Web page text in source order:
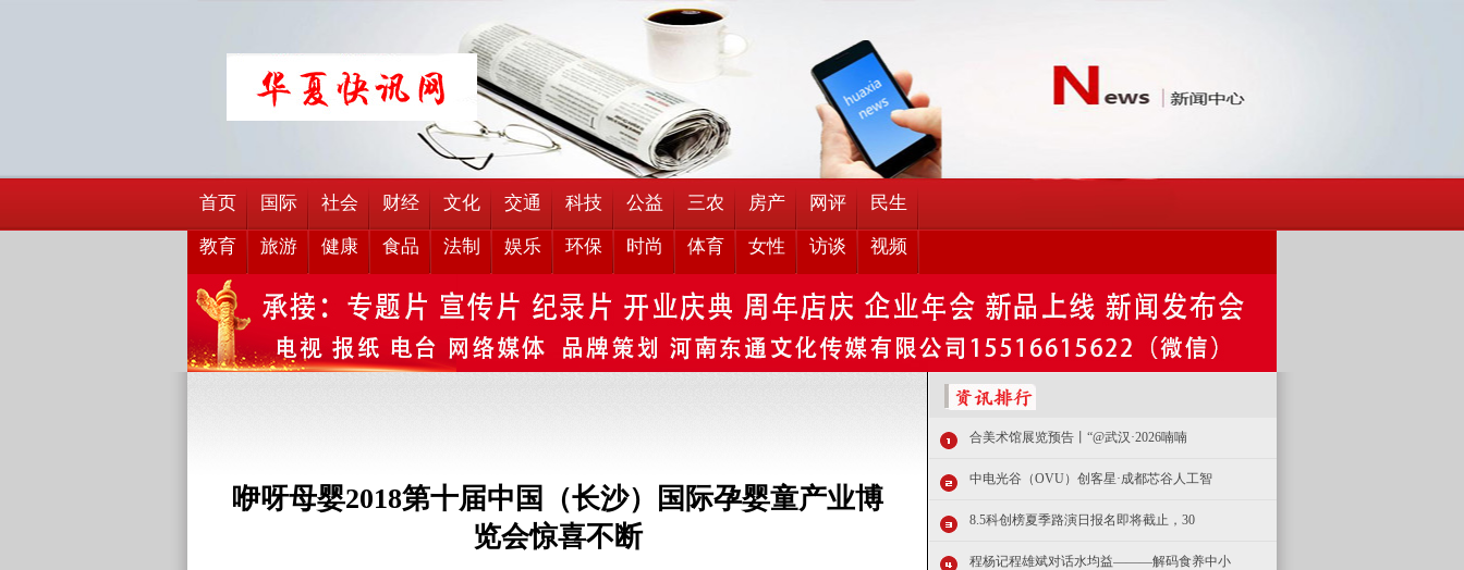
首页 国际 社会 财经 文化 交通 科技 公益 三农 房产 网评 民生
教育 旅游 健康 食品 法制 娱乐 环保 时尚 体育 女性 访谈 视频
咿呀母婴2018第十届中国（长沙）国际孕婴童产业博
览会惊喜不断
合美术馆展览预告丨“@武汉·2026喃喃
中电光谷（OVU）创客星·成都芯谷人工智
8.5科创榜夏季路演日报名即将截止，30
程杨记程雄斌对话水均益———解码食养中小